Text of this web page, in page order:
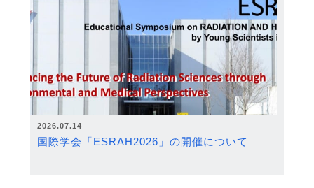
2026.07.14
国際学会「ESRAH2026」の開催について